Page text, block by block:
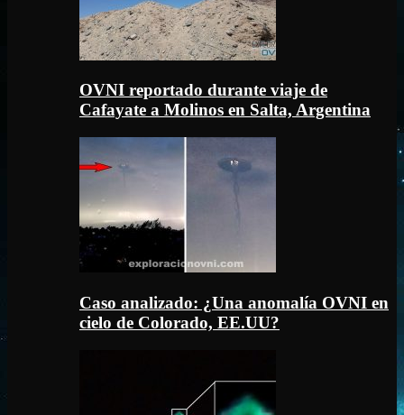
OVNI reportado durante viaje de
Cafayate a Molinos en Salta, Argentina
Caso analizado: ¿Una anomalía OVNI en
cielo de Colorado, EE.UU?